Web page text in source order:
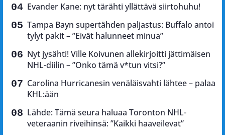
Evander Kane: nyt tärähti yllättävä siirtohuhu!
Tampa Bayn supertähden paljastus: Buffalo antoi
tylyt pakit – ”Eivät halunneet minua”
Nyt jysähti! Ville Koivunen allekirjoitti jättimäisen
NHL-diilin – ”Onko tämä v*tun vitsi?”
Carolina Hurricanesin venäläisvahti lähtee – palaa
KHL:ään
Lähde: Tämä seura haluaa Toronton NHL-
veteraanin riveihinsä: ”Kaikki haaveilevat”